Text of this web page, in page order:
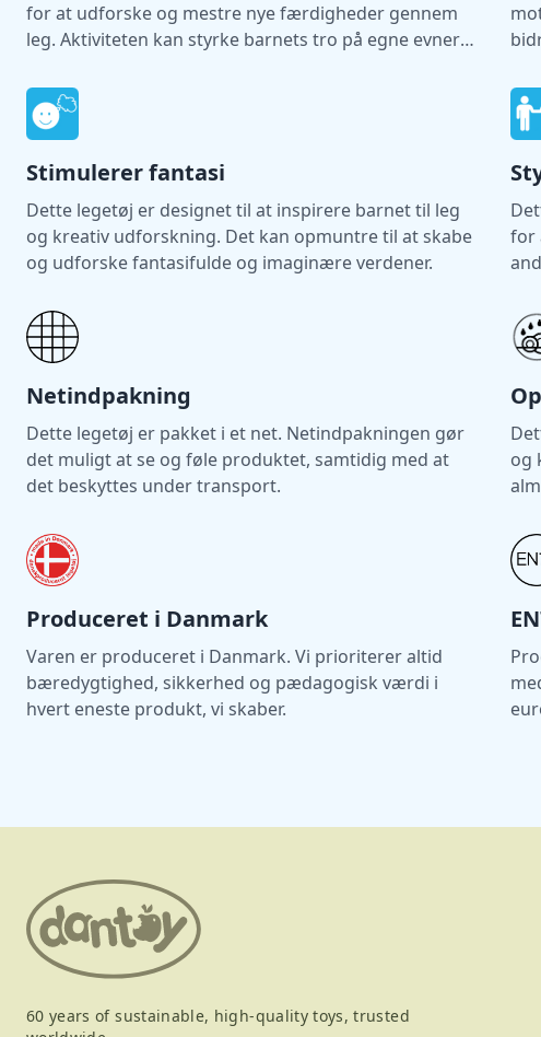
for at udforske og mestre nye færdigheder gennem
leg. Aktiviteten kan styrke barnets tro på egne evner
Stimulerer fantasi
Dette legetøj er designet til at inspirere barnet til leg
og kreativ udforskning. Det kan opmuntre til at skabe
og udforske fantasifulde og imaginære verdener.
for
Netindpakning
Dette legetøj er pakket i et net. Netindpakningen gør
det muligt at se og føle produktet, samtidig med at
det beskyttes under transport.
og
Produceret i Danmark
Varen er produceret i Danmark. Vi prioriterer altid
bæredygtighed, sikkerhed og pædagogisk værdi i
hvert eneste produkt, vi skaber.
60 years of sustainable, high-quality toys, trusted